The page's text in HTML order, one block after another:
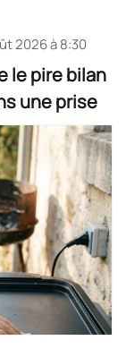
2026 à 8:30
le pire bilan
une prise